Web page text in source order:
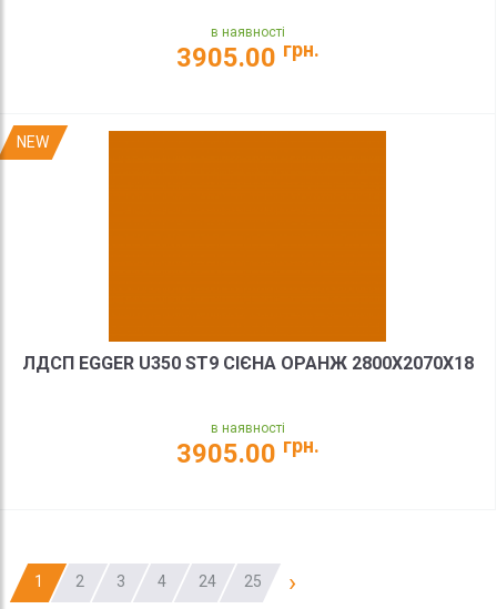
в наявності
3905.00 грн.
NEW
ЛДСП EGGER U350 ST9 СІЄНА ОРАНЖ 2800X2070X18
в наявності
3905.00 грн.
1 2 3 4 24 25 ›